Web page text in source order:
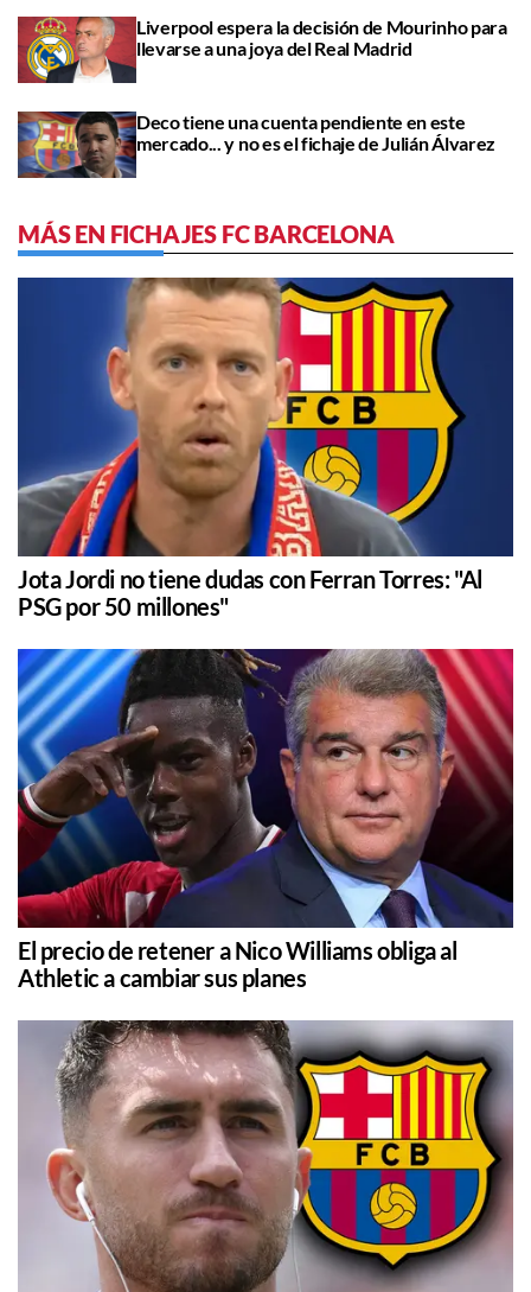
Liverpool espera la decisión de Mourinho para
llevarse a una joya del Real Madrid
Deco tiene una cuenta pendiente en este
mercado... y no es el fichaje de Julián Álvarez
MÁS EN FICHAJES FC BARCELONA
Jota Jordi no tiene dudas con Ferran Torres: "Al
PSG por 50 millones"
El precio de retener a Nico Williams obliga al
Athletic a cambiar sus planes